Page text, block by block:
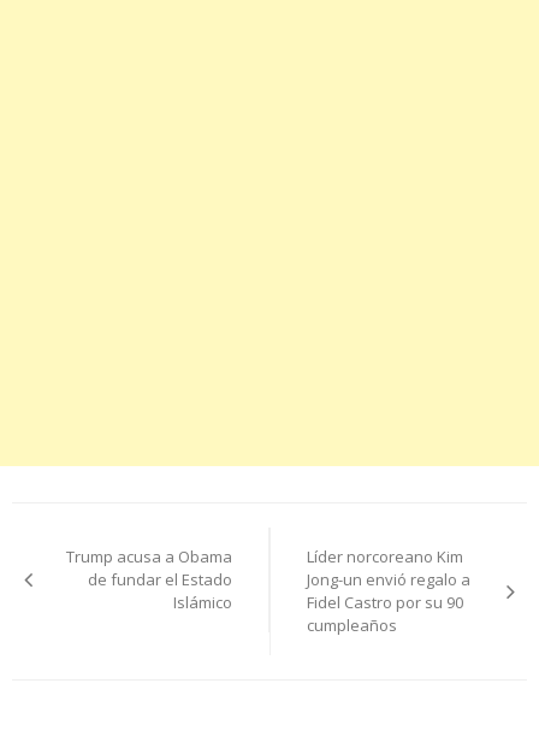
de
Trump acusa a Obama
de fundar el Estado
Islámico
Líder norcoreano Kim
Jong-un envió regalo a
Fidel Castro por su 90
cumpleaños